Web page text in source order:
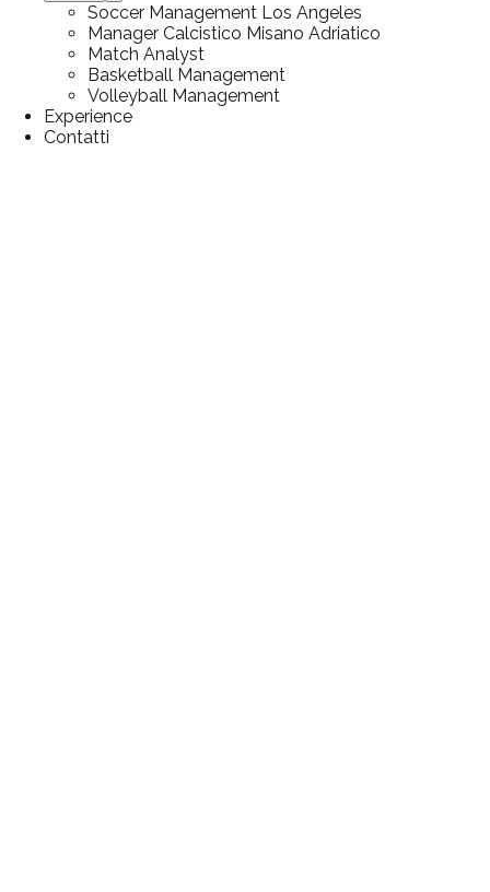
Soccer Management Los Angeles
Manager Calcistico Misano Adriatico
Match Analyst
Basketball Management
Volleyball Management
Experience
Contatti